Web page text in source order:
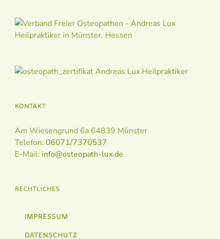
KONTAKT
Am Wiesengrund 6a 64839 Münster
Telefon: 06071/7370537
E-Mail: info@osteopath-lux.de
RECHTLICHES
IMPRESSUM
DATENSCHUTZ